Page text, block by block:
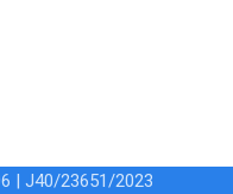
| J40/23651/2023